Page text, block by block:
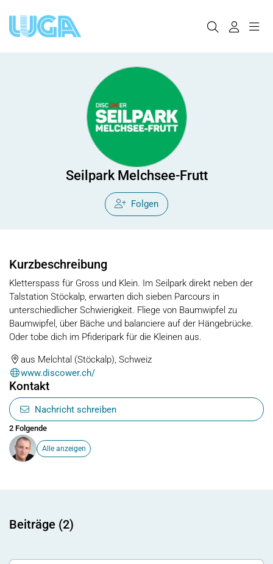
Seilpark Melchsee-Frutt
Folgen
Kurzbeschreibung
Kletterspass für Gross und Klein. Im Seilpark direkt neben der
Talstation Stöckalp, erwarten dich sieben Parcours in
unterschiedlicher Schwierigkeit. Fliege von Baumwipfel zu
Baumwipfel, über Bäche und balanciere auf der Hängebrücke.
Oder tobe dich im Pfideripark für die Kleinen aus.
aus Melchtal (Stöckalp), Schweiz
www.discower.ch/
Kontakt
Nachricht schreiben
2 Folgende
Alle anzeigen
Beiträge (2)